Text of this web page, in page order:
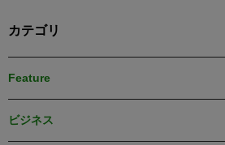
カテゴリ
Feature
ビジネス